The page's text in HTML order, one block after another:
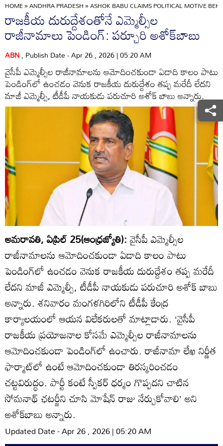
HOME»ANDHRA PRADESH»ASHOK BABU CLAIMS POLITICAL MOTIVE
రాజకీయ దురుద్దేశంతోనే ఎమ్మెల్సీల
రాజీనామాలు పెండింగ్‌: పర్చూరి అశోక్‌బాబు
ABN, Publish Date - Apr 26 , 2026 | 05:20 AM
వైసీపీ ఎమ్మెల్సీల రాజీనామాలను ఆమోదించకుండా ఏడాది కాలం పాటు
పెండింగ్‌లో ఉంచడం వెనుక రాజకీయ దురుద్దేశం తప్ప మరేదీ లేదని
మాజీ ఎమ్మెల్సీ, టీడీపీ నాయకుడు పరుచూరి అశోక్‌ బాబు అన్నారు.
అమరావతి, ఏప్రిల్‌ 25(ఆంధ్రజ్యోతి):వైసీపీ ఎమ్మెల్సీల
రాజీనామాలను ఆమోదించకుండా ఏడాది కాలం పాటు
పెండింగ్‌లో ఉంచడం వెనుక రాజకీయ దురుద్దేశం తప్ప మరేదీ
లేదని మాజీ ఎమ్మెల్సీ, టీడీపీ నాయకుడు పరుచూరి అశోక్‌ బాబు
అన్నారు. శనివారం మంగళగిరిలోని టీడీపీ కేంద్ర
కార్యాలయంలో ఆయన విలేకరులతో మాట్లాడారు. ‘వైసీపీ
రాజకీయ ప్రయోజనాల కోసమే ఎమ్మెల్సీల రాజీనామాలను
ఆమోదించకుండా పెండింగ్‌లో ఉంచారు. రాజీనామా లేఖ నిర్ణీత
ఫార్మాట్‌లో ఉంటే ఆమోదించకుండా తిరస్కరించడం
చట్టవిరుద్ధం. పార్టీ కంటే స్పీకర్‌ ధర్మం గొప్పదని చాటిన
సోమనాథ్‌ ఛటర్జీని చూసి మోషేన్‌ రాజు నేర్చుకోవాలి’ అని
అశోక్‌బాబు అన్నారు.
Updated Date - Apr 26 , 2026 | 05:20 AM